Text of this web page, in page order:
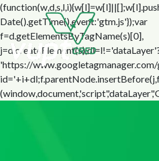
Date().getTime(),event:'gtm.js'});var
f=d.getElementsByTagName(s)[0],
'https://www.googletagmanager.com/